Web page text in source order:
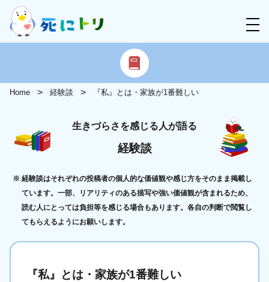
Home 経験談 『私』とは・家族が1番難しい
生きづらさを感じる人が語る
経験談
経験談はそれぞれの投稿者の個人的な価値観や感じ方をそのまま掲載し
ています。一部、リアリティのある描写や強い価値観が含まれるため、
読む人にとっては負担等を感じる場合もあります。各自の判断で閲覧し
てもらえるようにお願いします。
『私』とは・家族が1番難しい